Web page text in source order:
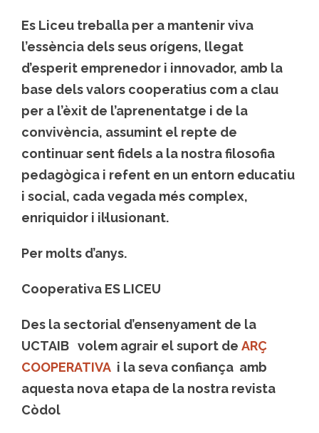
Es Liceu treballa per a mantenir viva
l’essència dels seus orígens, llegat
d’esperit emprenedor i innovador, amb la
base dels valors cooperatius com a clau
per a l’èxit de l’aprenentatge i de la
convivència, assumint el repte de
continuar sent fidels a la nostra filosofia
pedagògica i refent en un entorn educatiu
i social, cada vegada més complex,
enriquidor i il·lusionant.
Per molts d’anys.
Cooperativa ES LICEU
Des la sectorial d’ensenyament de la
UCTAIB volem agrair el suport de ARÇ
COOPERATIVA i la seva confiança amb
aquesta nova etapa de la nostra revista
Còdol